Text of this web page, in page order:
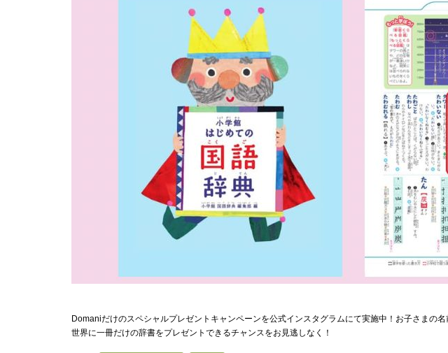
Domaniだけのスペシャルプレゼントキャンペーンを公式インスタグラムにて実施中！お子さまの
世界に一冊だけの辞書をプレゼントできるチャンスをお見逃しなく！